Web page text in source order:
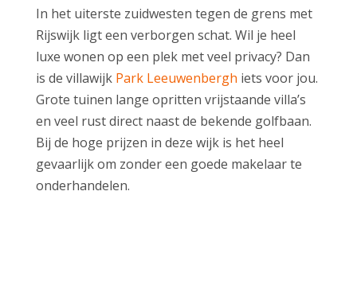
In het uiterste zuidwesten tegen de grens met
Rijswijk ligt een verborgen schat. Wil je heel
luxe wonen op een plek met veel privacy? Dan
is de villawijk Park Leeuwenbergh iets voor jou.
Grote tuinen lange opritten vrijstaande villa’s
en veel rust direct naast de bekende golfbaan.
Bij de hoge prijzen in deze wijk is het heel
gevaarlijk om zonder een goede makelaar te
onderhandelen.